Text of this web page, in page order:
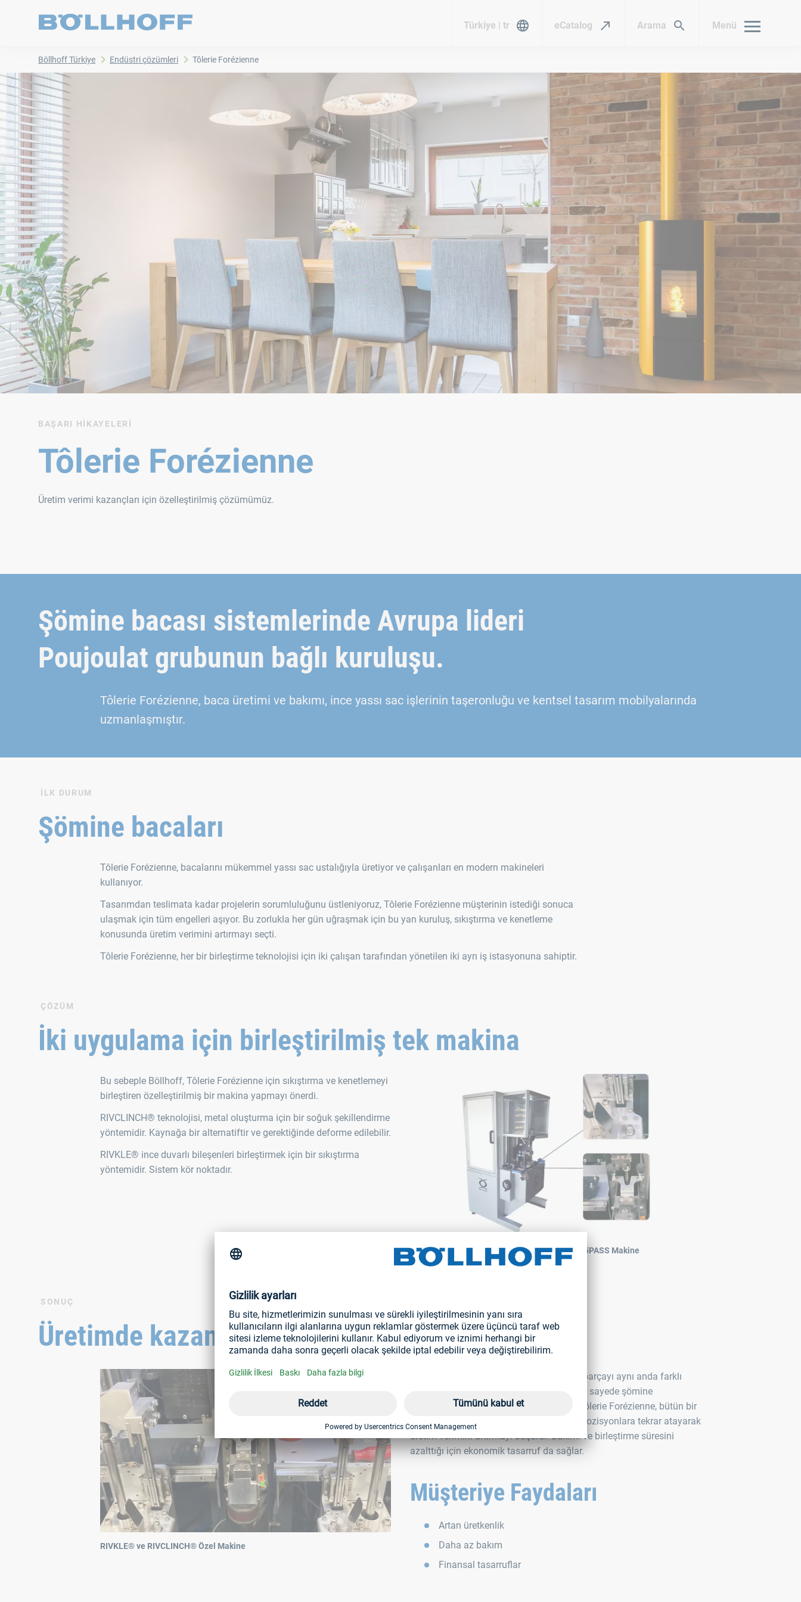
Türkiye | tr eCatalog Arama Menü
Böllhoff Türkiye Endüstri çözümleri Tôlerie Forézienne
BAŞARI HIKAYELERI
Tôlerie Forézienne
Üretim verimi kazançları için özelleştirilmiş çözümümüz.
Şömine bacası sistemlerinde Avrupa lideri
Poujoulat grubunun bağlı kuruluşu.
Tôlerie Forézienne, baca üretimi ve bakımı, ince yassı sac işlerinin taşeronluğu ve kentsel tasarım mobilyalarında
uzmanlaşmıştır.
İLK DURUM
Şömine bacaları
Tôlerie Forézienne, bacalarını mükemmel yassı sac ustalığıyla üretiyor ve çalışanları en modern makineleri
kullanıyor.
Tasarımdan teslimata kadar projelerin sorumluluğunu üstleniyoruz, Tôlerie Forézienne müşterinin istediği sonuca
ulaşmak için tüm engelleri aşıyor. Bu zorlukla her gün uğraşmak için bu yan kuruluş, sıkıştırma ve kenetleme
konusunda üretim verimini artırmayı seçti.
Tôlerie Forézienne, her bir birleştirme teknolojisi için iki çalışan tarafından yönetilen iki ayrı iş istasyonuna sahiptir.
ÇÖZÜM
İki uygulama için birleştirilmiş tek makina
Bu sebeple Böllhoff, Tôlerie Forézienne için sıkıştırma ve kenetlemeyi
birleştiren özelleştirilmiş bir makina yapmayı önerdi.
RIVCLINCH® teknolojisi, metal oluşturma için bir soğuk şekillendirme
yöntemidir. Kaynağa bir alternatiftir ve gerektiğinde deforme edilebilir.
RIVKLE® ince duvarlı bileşenleri birleştirmek için bir sıkıştırma
yöntemidir. Sistem kör noktadır.
RIVKLE® SAC 310 ve RIVCLINCH® SC1008 P75PASS Makine
SONUÇ
Üretimde kazanç
RIVKLE® ve RIVCLINCH® özel makinası, parçayı aynı anda farklı
noktalarda sıkıştırır ve perçinle kenetler, bu sayede şömine
bacalarının birleştirme sürelerini kısaltır. Tôlerie Forézienne, bütün bir
montaj istasyonuyla ve iki çalışanı farklı pozisyonlara tekrar atayarak
üretim verimini artırmayı başardı. Bakımı ve birleştirme süresini
azalttığı için ekonomik tasarruf da sağlar.
Müşteriye Faydaları
Artan üretkenlik
Daha az bakım
Finansal tasarruflar
RIVKLE® ve RIVCLINCH® Özel Makine